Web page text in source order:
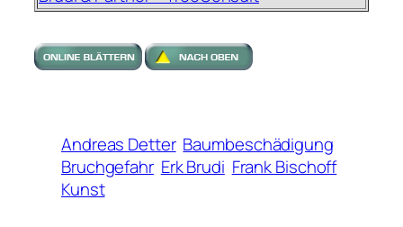
Andreas Detter Baumbeschädigung
Bruchgefahr Erk Brudi Frank Bischoff
Kunst